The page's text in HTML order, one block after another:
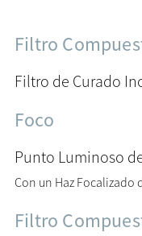
Filtro
Filtro de Curado
Foco
Punto Luminoso
Con un Haz Focalizado
Filtro